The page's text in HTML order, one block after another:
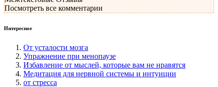
Посмотреть все комментарии
Интересное
От усталости мозга
Упражнение при менопаузе
Избавление от мыслей, которые вам не нравятся
Медитация для нервной системы и интуиции
от стресса